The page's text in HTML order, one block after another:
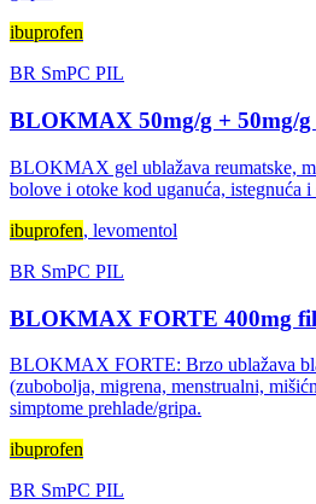
ibuprofen
BR SmPC PIL
BLOKMAX 50mg/g + 50mg/g
BLOKMAX gel ublažava reumatske,
bolove i otoke kod uganuća, istegnuća
ibuprofen, levomentol
BR SmPC PIL
BLOKMAX FORTE 400mg
BLOKMAX FORTE: Brzo ublažava
(zubobolja, migrena, menstrualni,
simptome prehlade/gripa.
ibuprofen
BR SmPC PIL